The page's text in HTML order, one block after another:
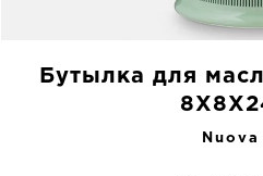
Бутылка для
Nuova